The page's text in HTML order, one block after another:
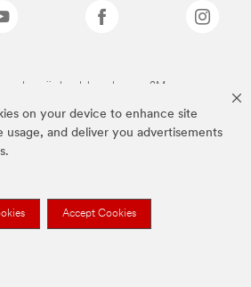
on your device to enhance site
usage, and deliver you advertisements
Accept Cookies
merken zijn handelsmerken van 3M.we